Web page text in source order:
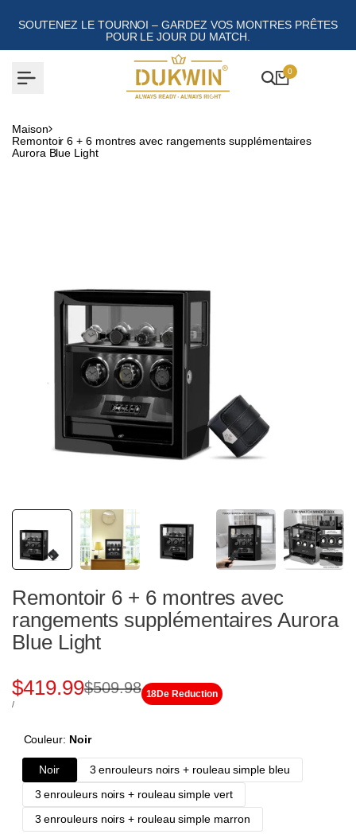
au
contenu
SOUTENEZ LE TOURNOI – GARDEZ VOS MONTRES PRÊTES
POUR LE JOUR DU MATCH.
0
Maison
Remontoir 6 + 6 montres avec rangements supplémentaires
Aurora Blue Light
Remontoir 6 + 6 montres avec
rangements supplémentaires Aurora
Blue Light
Prix
$509.98
Prix
de
vente
$419.99
PRIX
/PAR
18De Reduction
Couleur: Noir
Noir
3 enrouleurs noirs + rouleau simple bleu
3 enrouleurs noirs + rouleau simple vert
3 enrouleurs noirs + rouleau simple marron